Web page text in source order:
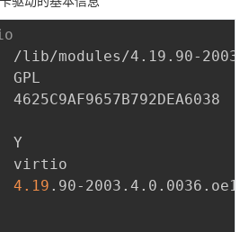
modules/4.19.90-
Y
virtio
4.19 .90-